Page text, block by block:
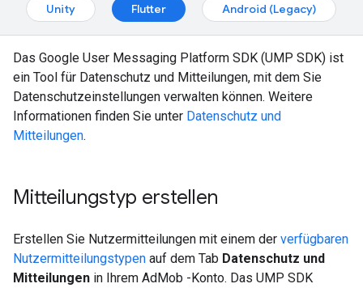
Unity
Flutter Android (Legacy)
Das Google User Messaging Platform SDK (UMP SDK) ist
ein Tool für Datenschutz und Mitteilungen, mit dem Sie
Datenschutzeinstellungen verwalten können. Weitere
Informationen finden Sie unter Datenschutz und
Mitteilungen.
Mitteilungstyp erstellen
Erstellen Sie Nutzermitteilungen mit einem der verfügbaren
Nutzermitteilungstypen auf dem Tab Datenschutz und
Mitteilungen in Ihrem AdMob -Konto. Das UMP SDK